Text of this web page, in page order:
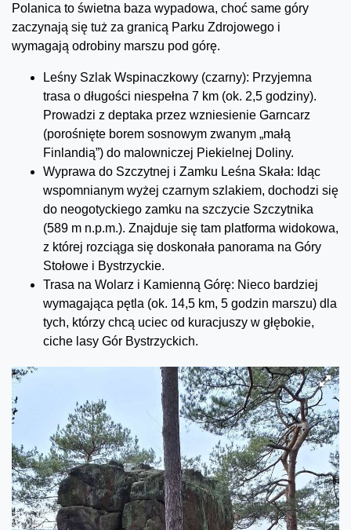
Polanica to świetna baza wypadowa, choć same góry
zaczynają się tuż za granicą Parku Zdrojowego i
wymagają odrobiny marszu pod górę.
Leśny Szlak Wspinaczkowy (czarny): Przyjemna
trasa o długości niespełna 7 km (ok. 2,5 godziny).
Prowadzi z deptaka przez wzniesienie Garncarz
(porośnięte borem sosnowym zwanym „małą
Finlandią”) do malowniczej Piekielnej Doliny.
Wyprawa do Szczytnej i Zamku Leśna Skała: Idąc
wspomnianym wyżej czarnym szlakiem, dochodzi się
do neogotyckiego zamku na szczycie Szczytnika
(589 m n.p.m.). Znajduje się tam platforma widokowa,
z której rozciąga się doskonała panorama na Góry
Stołowe i Bystrzyckie.
Trasa na Wolarz i Kamienną Górę: Nieco bardziej
wymagająca pętla (ok. 14,5 km, 5 godzin marszu) dla
tych, którzy chcą uciec od kuracjuszy w głębokie,
ciche lasy Gór Bystrzyckich.